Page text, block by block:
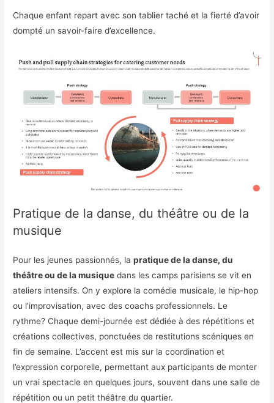
Chaque enfant repart avec son tablier taché et la fierté d’avoir
dompté un savoir-faire d’excellence.
Pratique de la danse, du théâtre ou de la
musique
Pour les jeunes passionnés, lapratique de la danse, du
théâtre ou de la musique dans les camps parisiens se vit en
ateliers intensifs. On y explore la comédie musicale, le hip-hop
ou l’improvisation, avec des coachs professionnels. Le
rythme? Chaque demi-journée est dédiée à des répétitions et
créations collectives, ponctuées de restitutions scéniques en
fin de semaine. L’accent est mis sur la coordination et
l’expression corporelle, permettant aux participants de monter
un vrai spectacle en quelques jours, souvent dans une salle de
répétition ou un petit théâtre du quartier.